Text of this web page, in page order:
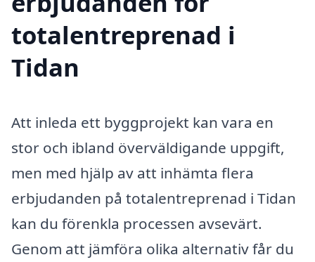
totalentreprenad i
Tidan
Att inleda ett byggprojekt kan vara en
stor och ibland överväldigande uppgift,
men med hjälp av att inhämta flera
erbjudanden på totalentreprenad i Tidan
kan du förenkla processen avsevärt.
Genom att jämföra olika alternativ får du